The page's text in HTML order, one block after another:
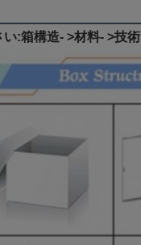
:箱構造- >材料- >技術